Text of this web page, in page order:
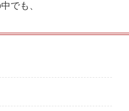
でも、